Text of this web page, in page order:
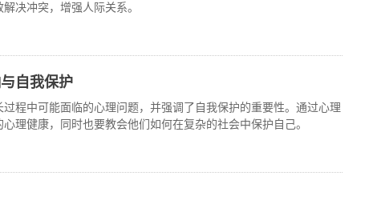
决冲突，增强人际关系。
自我保护
程中可能面临的心理问题，并强调了自我保护的重要性。通过心理
理健康，同时也要教会他们如何在复杂的社会中保护自己。